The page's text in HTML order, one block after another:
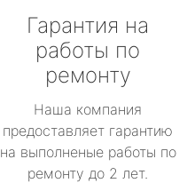
Гарантия на
работы по
ремонту
Наша компания
предоставляет гарантию
на выполненые работы по
ремонту до 2 лет.